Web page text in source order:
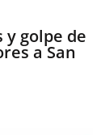
y golpe de
a San